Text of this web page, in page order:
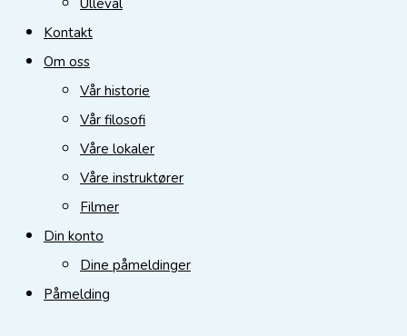
Ullevål
Kontakt
Om oss
Vår historie
Vår filosofi
Våre lokaler
Våre instruktører
Filmer
Din konto
Dine påmeldinger
Påmelding